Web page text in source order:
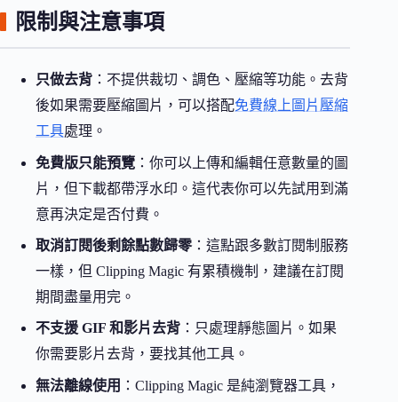
限制與注意事項
只做去背 ：不提供裁切、調色、壓縮等功能。去背
後如果需要壓縮圖片，可以搭配免費線上圖片壓縮
工具處理。
免費版只能預覽 ：你可以上傳和編輯任意數量的圖
片，但下載都帶浮水印。這代表你可以先試用到滿
意再決定是否付費。
取消訂閱後剩餘點數歸零：這點跟多數訂閱制服務
一樣，但 Clipping Magic 有累積機制，建議在訂閱
期間盡量用完。
不支援 GIF 和影片去背 ：只處理靜態圖片。如果
你需要影片去背，要找其他工具。
無法離線使用 ：Clipping Magic 是純瀏覽器工具，